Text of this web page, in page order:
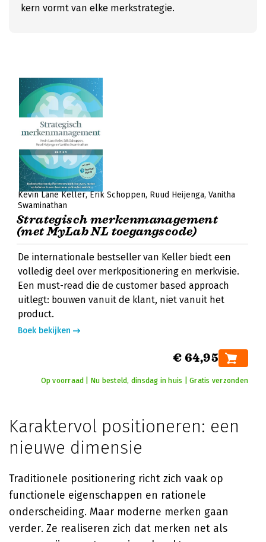
kern vormt van elke merkstrategie.
Kevin Lane Keller Erik Schoppen Ruud Heijenga Vanitha
Swaminathan
Strategisch merkenmanagement
(met MyLab NL toegangscode)
De internationale bestseller van Keller biedt een
volledig deel over merkpositionering en merkvisie.
Een must-read die de customer based approach
uitlegt: bouwen vanuit de klant, niet vanuit het
product.
Boek bekijken
€ 64,95
Op voorraad | Nu besteld, dinsdag in huis | Gratis verzonden
Karaktervol positioneren: een
nieuwe dimensie
Traditionele positionering richt zich vaak op
functionele eigenschappen en rationele
onderscheiding. Maar moderne merken gaan
verder. Ze realiseren zich dat merken net als